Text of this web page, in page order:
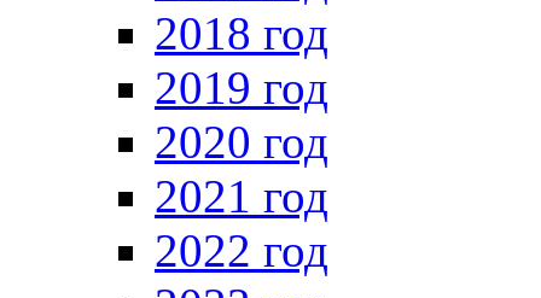
2018 год
2019 год
2020 год
2021 год
2022 год